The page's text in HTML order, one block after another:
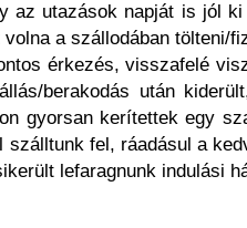
az utazások napját is jól
a szállodában tölteni/
érkezés, visszafelé
berakodás után
gyorsan kerítettek egy
fel, ráadásul a
lefaragnunk indulási